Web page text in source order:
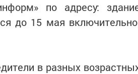
по адресу:
до 15 мая
в разных